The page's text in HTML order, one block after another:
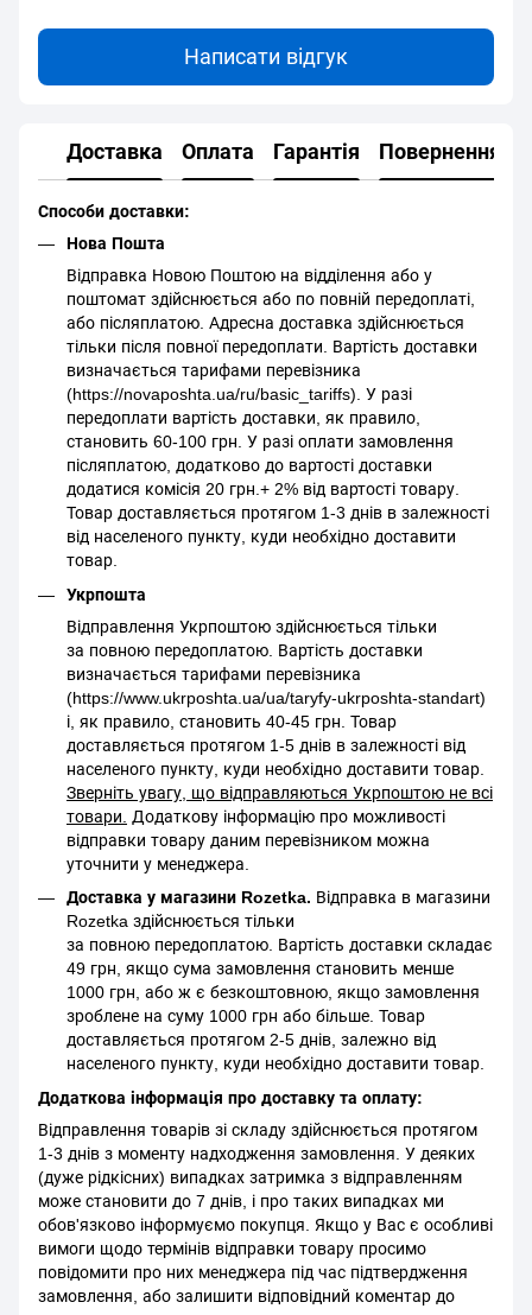
Написати відгук
Доставка Оплата Гарантія Повернення
Способи доставки:
Нова Пошта
Відправка Новою Поштою на відділення або у
поштомат здійснюється або по повній передоплаті,
або післяплатою. Адресна доставка здійснюється
тільки після повної передоплати. Вартість доставки
визначається тарифами перевізника
(https://novaposhta.ua/ru/basic_tariffs). У разі
передоплати вартість доставки, як правило,
становить 60-100 грн. У разі оплати замовлення
післяплатою, додатково до вартості доставки
додатися комісія 20 грн.+ 2% від вартості товару.
Товар доставляється протягом 1-3 днів в залежності
від населеного пункту, куди необхідно доставити
товар.
Укрпошта
Відправлення Укрпоштою здійснюється тільки
за повною передоплатою. Вартість доставки
визначається тарифами перевізника
(https://www.ukrposhta.ua/ua/taryfy-ukrposhta-standart)
і, як правило, становить 40-45 грн. Товар
доставляється протягом 1-5 днів в залежності від
населеного пункту, куди необхідно доставити товар.
Зверніть увагу, що відправляються Укрпоштою не всі
товари.
Додаткову інформацію про можливості
відправки товару даним перевізником можна
уточнити у менеджера.
Доставка у магазини Rozetka. Відправка в магазини
Rozetka здійснюється тільки
за повною передоплатою. Вартість доставки складає
49 грн, якщо сума замовлення становить менше
1000 грн, або ж є безкоштовною, якщо замовлення
зроблене на суму 1000 грн або більше. Товар
доставляється протягом 2-5 днів, залежно від
населеного пункту, куди необхідно доставити товар.
Додаткова інформація про доставку та оплату:
Відправлення товарів зі складу здійснюється протягом
1-3 днів з моменту надходження замовлення. У деяких
(дуже рідкісних) випадках затримка з відправленням
може становити до 7 днів, і про таких випадках ми
обов'язково інформуємо покупця. Якщо у Вас є особливі
вимоги щодо термінів відправки товару просимо
повідомити про них менеджера під час підтвердження
замовлення, або залишити відповідний коментар до